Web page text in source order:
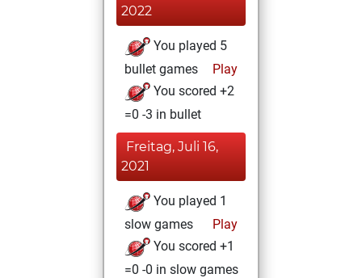
2022
You played 5
bullet games
Play
You scored +2
=0 -3 in bullet
Freitag, Juli 16,
2021
You played 1
slow games
Play
You scored +1
=0 -0 in slow games